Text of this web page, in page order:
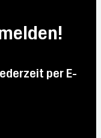
19.5
°C
per E-